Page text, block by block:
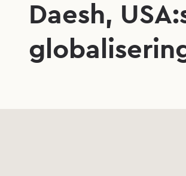
Daesh,